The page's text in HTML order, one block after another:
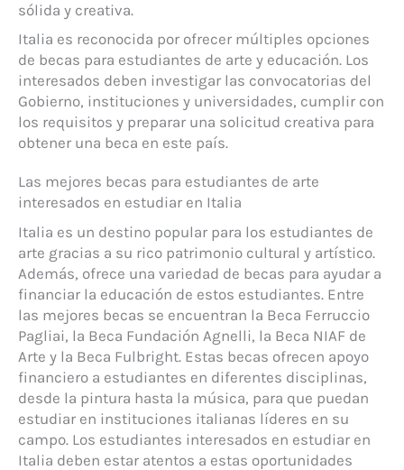
sólida y creativa.
Italia es reconocida por ofrecer múltiples opciones
de becas para estudiantes de arte y educación. Los
interesados deben investigar las convocatorias del
Gobierno, instituciones y universidades, cumplir con
los requisitos y preparar una solicitud creativa para
obtener una beca en este país.
Las mejores becas para estudiantes de arte
interesados en estudiar en Italia
Italia es un destino popular para los estudiantes de
arte gracias a su rico patrimonio cultural y artístico.
Además, ofrece una variedad de becas para ayudar a
financiar la educación de estos estudiantes. Entre
las mejores becas se encuentran la Beca Ferruccio
Pagliai, la Beca Fundación Agnelli, la Beca NIAF de
Arte y la Beca Fulbright. Estas becas ofrecen apoyo
financiero a estudiantes en diferentes disciplinas,
desde la pintura hasta la música, para que puedan
estudiar en instituciones italianas líderes en su
campo. Los estudiantes interesados ​​en estudiar en
Italia deben estar atentos a estas oportunidades